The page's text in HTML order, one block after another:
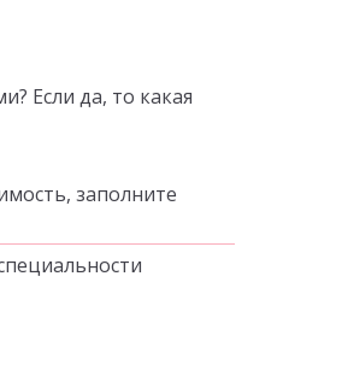
Если да, то какая
заполните